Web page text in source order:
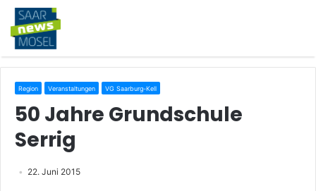
Region Veranstaltungen VG Saarburg-Kell
50 Jahre Grundschule
Serrig
22. Juni 2015